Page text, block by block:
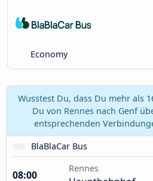
Economy
Wusstest Du, dass Du mehr als
Du von Rennes nach Genf
entsprechenden
BlaBlaCar Bus
08:00
Rennes